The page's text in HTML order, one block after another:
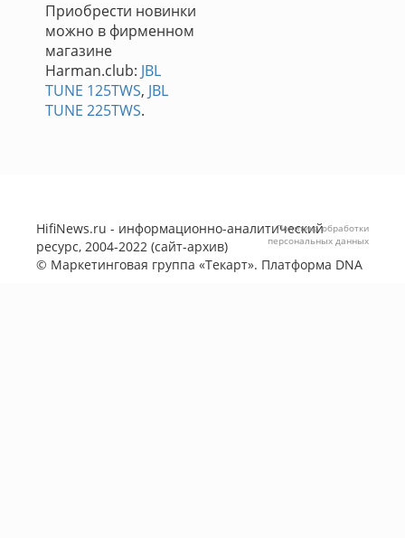
Приобрести новинки
можно в фирменном
магазине
Harman.club: JBL
TUNE 125TWS, JBL
TUNE 225TWS.
HifiNews.ru - информационно-аналитический
ресурс, 2004-2022 (сайт-архив)
© Маркетинговая группа «Текарт». Платформа DNA
Политика обработки
персональных данных